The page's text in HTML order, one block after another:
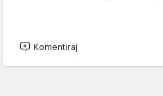
Komentiraj